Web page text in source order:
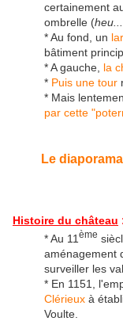
certainement
ombrelle (
* Au fond, un
bâtiment
* A gauche, la
* Puis une tour
* Mais
par cette
Le
Histoire du château
* Au 11 ème
aménagement
surveiller les
* En 1151,
Clérieux à
Voulte.